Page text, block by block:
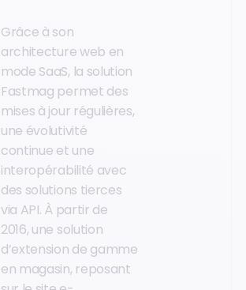
Grâce à son
architecture web en
mode SaaS, la solution
Fastmag permet des
mises à jour régulières,
une évolutivité
continue et une
interopérabilité avec
des solutions tierces
via API. À partir de
2016, une solution
d’extension de gamme
en magasin, reposant